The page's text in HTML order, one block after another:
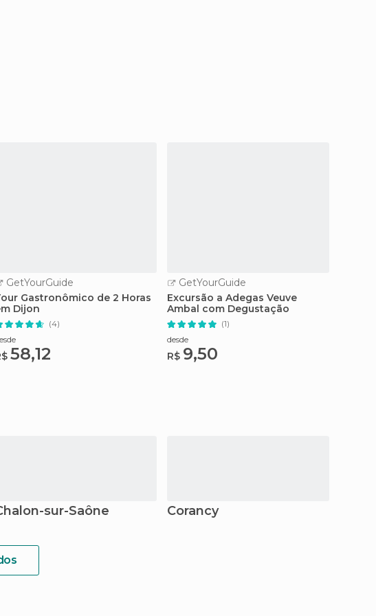
GetYourGuide
Gastronômico de 2 Horas
Dijon
(4)
58,12
GetYourGuide
Excursão a Adegas Veuve
Ambal com Degustação
(1)
desde
R$ 9,50
sur-Saône Corancy